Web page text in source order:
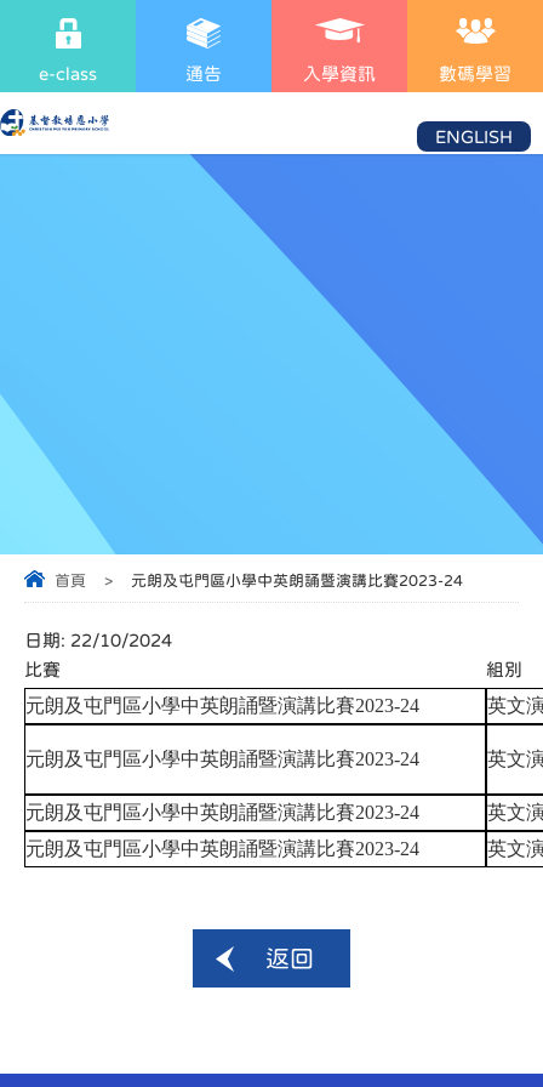
e-class 通告 入學資訊 數碼學習
ENGLISH
首頁 > 元朗及屯門區小學中英朗誦暨演講比賽2023-24
日期: 22/10/2024
比賽
組別
元朗及屯門區小學中英朗誦暨演講比賽2023-24 英文
元朗及屯門區小學中英朗誦暨演講比賽2023-24 英文
元朗及屯門區小學中英朗誦暨演講比賽2023-24
英文
元朗及屯門區小學中英朗誦暨演講比賽2023-24
英文
返回